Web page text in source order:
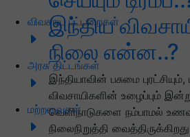
விவசாய பட்டறைகள்
அரசு திட்டங்கள்
மற்றவைகள்
இந்திய
நிலை என்ன..?
இந்தியாவின் பசுமை
விவசாயிகளின் உழைப்பும்
வெளிநாடுகளை நம்பாமல்
நிலைநிறுத்தி